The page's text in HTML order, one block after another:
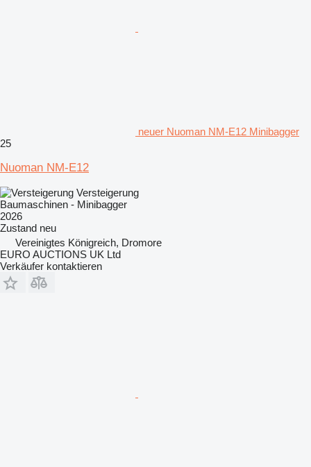
neuer Nuoman NM-E12 Minibagger
25
Nuoman NM-E12
Versteigerung
Baumaschinen - Minibagger
2026
Zustand neu
Vereinigtes Königreich, Dromore
EURO AUCTIONS UK Ltd
Verkäufer kontaktieren